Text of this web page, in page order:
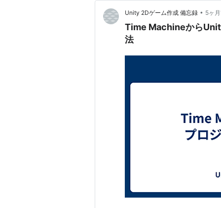
Unity 2Dゲーム作成 備忘録 • 5ヶ
Time Machineから
法